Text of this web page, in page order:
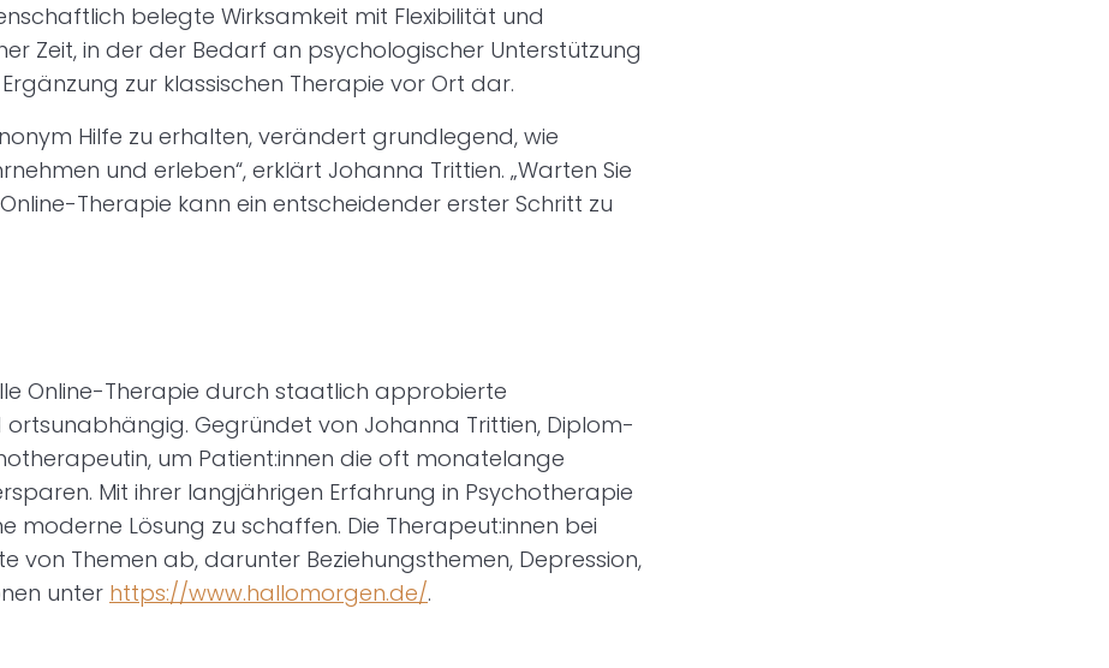
belegte Wirksamkeit mit Flexibilität und
Zeit, in der der Bedarf an psychologischer Unterstützung
zur klassischen Therapie vor Ort dar.
Hilfe zu erhalten, verändert grundlegend, wie
und erleben“, erklärt Johanna Trittien. „Warten Sie
Therapie kann ein entscheidender erster Schritt zu
Online-Therapie durch staatlich approbierte
Gegründet von Johanna Trittien, Diplom-
um Patient:innen die oft monatelange
Mit ihrer langjährigen Erfahrung in Psychotherapie
moderne Lösung zu schaffen. Die Therapeut:innen bei
von Themen ab, darunter Beziehungsthemen, Depression,
unter https://www.hallomorgen.de/.